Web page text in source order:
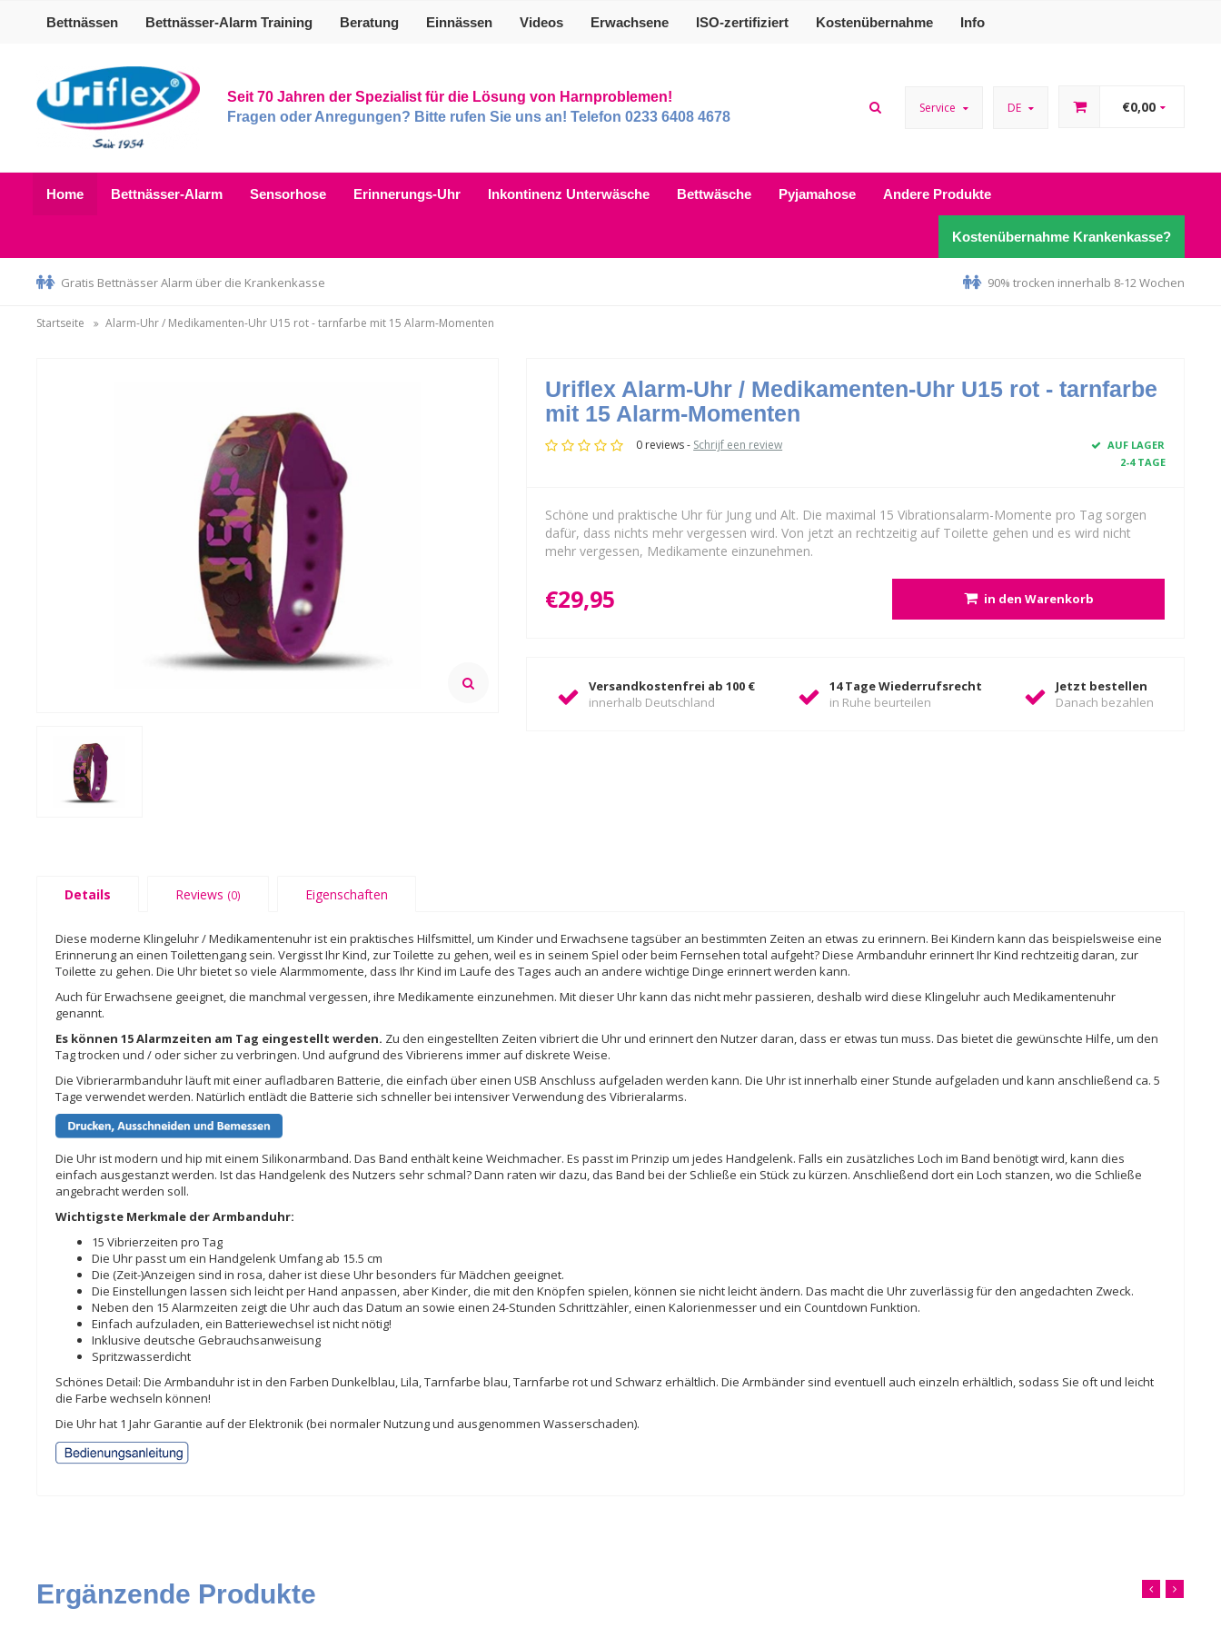
Bettnässen Bettnässer-Alarm Training Beratung Einnässen Videos Erwachsene ISO-zertifiziert Kostenübernahme Info
Seit 70 Jahren der Spezialist für die Lösung von Harnproblemen!
Fragen oder Anregungen? Bitte rufen Sie uns an! Telefon 0233 6408 4678
Service DE €0,00
Home Bettnässer-Alarm Sensorhose Erinnerungs-Uhr Inkontinenz Unterwäsche Bettwäsche Pyjamahose Andere Produkte
Kostenübernahme Krankenkasse?
Gratis Bettnässer Alarm über die Krankenkasse 90% trocken innerhalb 8-12 Wochen
Startseite Alarm-Uhr / Medikamenten-Uhr U15 rot - tarnfarbe mit 15 Alarm-Momenten
Uriflex Alarm-Uhr / Medikamenten-Uhr U15 rot - tarnfarbe
mit 15 Alarm-Momenten
0 reviews - Schrijf een review
AUF LAGER
2-4 TAGE
Schöne und praktische Uhr für Jung und Alt. Die maximal 15 Vibrationsalarm-Momente pro Tag sorgen
dafür, dass nichts mehr vergessen wird. Von jetzt an rechtzeitig auf Toilette gehen und es wird nicht
mehr vergessen, Medikamente einzunehmen.
€29,95 in den Warenkorb
Versandkostenfrei ab 100 €
innerhalb Deutschland
14 Tage Wiederrufsrecht
in Ruhe beurteilen
Jetzt bestellen
Danach bezahlen
Details Reviews (0) Eigenschaften
Diese moderne Klingeluhr / Medikamentenuhr ist ein praktisches Hilfsmittel, um Kinder und Erwachsene tagsüber an bestimmten Zeiten an etwas zu erinnern. Bei Kindern kann das beispielsweise eine
Erinnerung an einen Toilettengang sein. Vergisst Ihr Kind, zur Toilette zu gehen, weil es in seinem Spiel oder beim Fernsehen total aufgeht? Diese Armbanduhr erinnert Ihr Kind rechtzeitig daran, zur
Toilette zu gehen. Die Uhr bietet so viele Alarmmomente, dass Ihr Kind im Laufe des Tages auch an andere wichtige Dinge erinnert werden kann.
Auch für Erwachsene geeignet, die manchmal vergessen, ihre Medikamente einzunehmen. Mit dieser Uhr kann das nicht mehr passieren, deshalb wird diese Klingeluhr auch Medikamentenuhr
genannt.
Es können 15 Alarmzeiten am Tag eingestellt werden. Zu den eingestellten Zeiten vibriert die Uhr und erinnert den Nutzer daran, dass er etwas tun muss. Das bietet die gewünschte Hilfe, um den
Tag trocken und / oder sicher zu verbringen. Und aufgrund des Vibrierens immer auf diskrete Weise.
Die Vibrierarmbanduhr läuft mit einer aufladbaren Batterie, die einfach über einen USB Anschluss aufgeladen werden kann. Die Uhr ist innerhalb einer Stunde aufgeladen und kann anschließend ca. 5
Tage verwendet werden. Natürlich entlädt die Batterie sich schneller bei intensiver Verwendung des Vibrieralarms.
Die Uhr ist modern und hip mit einem Silikonarmband. Das Band enthält keine Weichmacher. Es passt im Prinzip um jedes Handgelenk. Falls ein zusätzliches Loch im Band benötigt wird, kann dies
einfach ausgestanzt werden. Ist das Handgelenk des Nutzers sehr schmal? Dann raten wir dazu, das Band bei der Schließe ein Stück zu kürzen. Anschließend dort ein Loch stanzen, wo die Schließe
angebracht werden soll.
Wichtigste Merkmale der Armbanduhr:
15 Vibrierzeiten pro Tag
Die Uhr passt um ein Handgelenk Umfang ab 15.5 cm
Die (Zeit-)Anzeigen sind in rosa, daher ist diese Uhr besonders für Mädchen geeignet.
Die Einstellungen lassen sich leicht per Hand anpassen, aber Kinder, die mit den Knöpfen spielen, können sie nicht leicht ändern. Das macht die Uhr zuverlässig für den angedachten Zweck.
Neben den 15 Alarmzeiten zeigt die Uhr auch das Datum an sowie einen 24-Stunden Schrittzähler, einen Kalorienmesser und ein Countdown Funktion.
Einfach aufzuladen, ein Batteriewechsel ist nicht nötig!
Inklusive deutsche Gebrauchsanweisung
Spritzwasserdicht
Schönes Detail: Die Armbanduhr ist in den Farben Dunkelblau, Lila, Tarnfarbe blau, Tarnfarbe rot und Schwarz erhältlich. Die Armbänder sind eventuell auch einzeln erhältlich, sodass Sie oft und leicht
die Farbe wechseln können!
Die Uhr hat 1 Jahr Garantie auf der Elektronik (bei normaler Nutzung und ausgenommen Wasserschaden).
Ergänzende Produkte